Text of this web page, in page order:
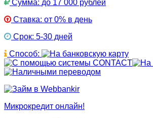
Сумма: до 17 000 рублей
Ставка: от 0% в день
Срок: 5-30 дней
Способ:
Микрокредит онлайн!